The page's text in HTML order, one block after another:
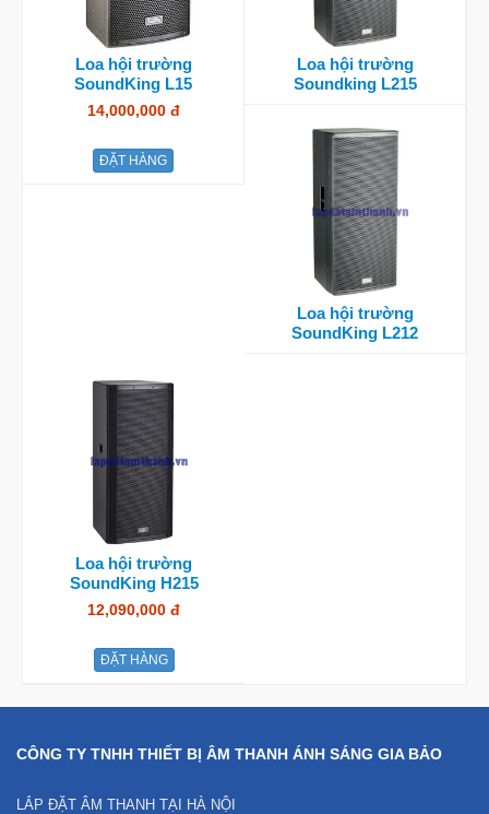
Loa hội trường
SoundKing L15
14,000,000 đ
ĐẶT HÀNG
Loa hội trường
Soundking L215
Loa hội trường
SoundKing L212
Loa hội trường
SoundKing H215
12,090,000 đ
ĐẶT HÀNG
CÔNG TY TNHH THIẾT BỊ ÂM THANH ÁNH SÁNG GIA BẢO
LẮP ĐẶT ÂM THANH TẠI HÀ NỘI